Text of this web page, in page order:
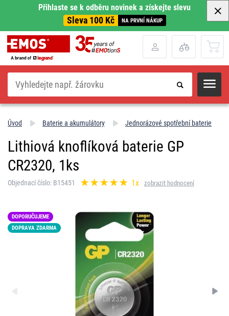
Přihlaste se k odběru novinek a získejte slevu
Sleva 100 Kč NA PRVNÍ NÁKUP
Hledat
Úvod Baterie a akumulátory Jednorázové spotřební baterie
Lithiová knoflíková baterie GP
CR2320, 1ks
Objednací číslo: B15451 1x zobrazit hodnocení
DOPORUČUJEME
DOPRAVA ZDARMA